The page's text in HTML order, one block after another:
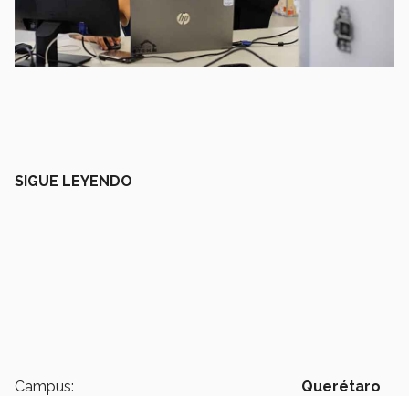
SIGUE LEYENDO
Campus: Querétaro